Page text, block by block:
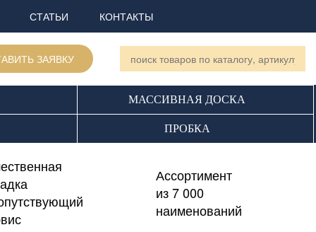
СТАТЬИ КОНТАКТЫ
ЗАЯВКУ
МАССИВНАЯ ДОСКА
ПРОБКА
Ассортимент
из 7 000
наименований